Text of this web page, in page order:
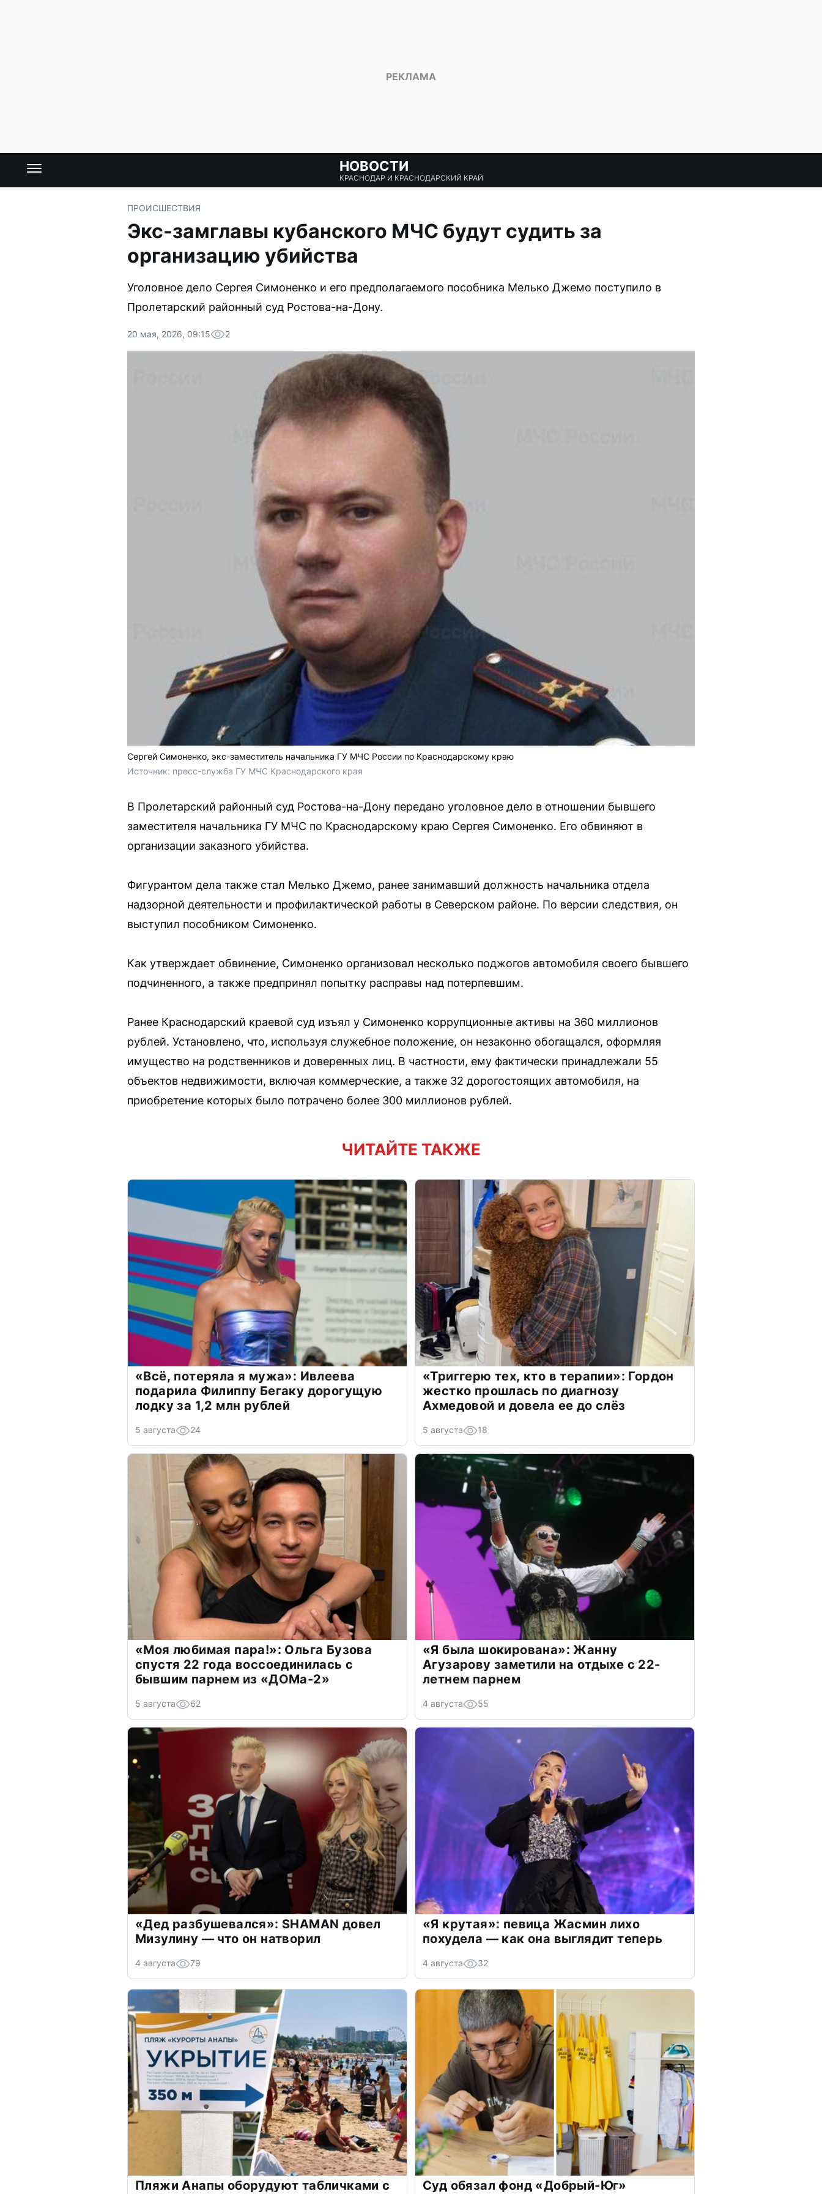
НОВОСТИ
КРАСНОДАР И КРАСНОДАРСКИЙ КРАЙ
ПРОИСШЕСТВИЯ
Экс-замглавы кубанского МЧС будут судить за
организацию убийства
Уголовное дело Сергея Симоненко и его предполагаемого пособника Мелько Джемо поступило в
Пролетарский районный суд Ростова-на-Дону.
20 мая, 2026, 09:15 2
Сергей Симоненко, экс-заместитель начальника ГУ МЧС России по Краснодарскому краю
Источник: пресс-служба ГУ МЧС Краснодарского края
В Пролетарский районный суд Ростова-на-Дону передано уголовное дело в отношении бывшего
заместителя начальника ГУ МЧС по Краснодарскому краю Сергея Симоненко. Его обвиняют в
организации заказного убийства.
Фигурантом дела также стал Мелько Джемо, ранее занимавший должность начальника отдела
надзорной деятельности и профилактической работы в Северском районе. По версии следствия, он
выступил пособником Симоненко.
Как утверждает обвинение, Симоненко организовал несколько поджогов автомобиля своего бывшего
подчиненного, а также предпринял попытку расправы над потерпевшим.
Ранее Краснодарский краевой суд изъял у Симоненко коррупционные активы на 360 миллионов
рублей. Установлено, что, используя служебное положение, он незаконно обогащался, оформляя
имущество на родственников и доверенных лиц. В частности, ему фактически принадлежали 55
объектов недвижимости, включая коммерческие, а также 32 дорогостоящих автомобиля, на
приобретение которых было потрачено более 300 миллионов рублей.
ЧИТАЙТЕ ТАКЖЕ
«Всё, потеряла я мужа»: Ивлеева
подарила Филиппу Бегаку дорогущую
лодку за 1,2 млн рублей
5 августа 24
«Триггерю тех, кто в терапии»: Гордон
жестко прошлась по диагнозу
Ахмедовой и довела ее до слёз
5 августа 18
«Моя любимая пара!»: Ольга Бузова
спустя 22 года воссоединилась с
бывшим парнем из «ДОМа-2»
5 августа 62
«Я была шокирована»: Жанну
Агузарову заметили на отдыхе с 22-
летнем парнем
4 августа 55
«Дед разбушевался»: SHAMAN довел
Мизулину — что он натворил
4 августа 79
«Я крутая»: певица Жасмин лихо
похудела — как она выглядит теперь
4 августа 32
Пляжи Анапы оборудуют табличками с
Суд обязал фонд «Добрый-Юг»